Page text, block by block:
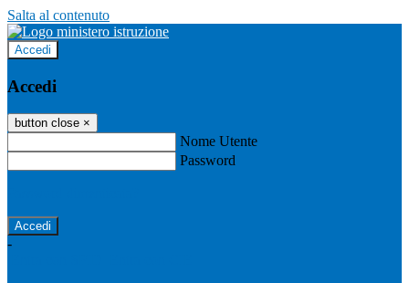
Salta al contenuto
Accedi
Accedi
button close ×
Nome Utente
Password
-